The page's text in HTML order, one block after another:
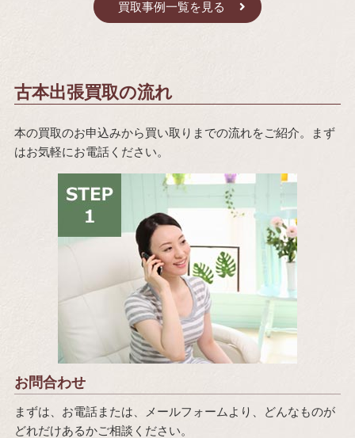
買取事例一覧を見る
古本出張買取の流れ
本の買取のお申込みから買い取りまでの流れをご紹介。まず
はお気軽にお電話ください。
お問合わせ
まずは、お電話または、メールフォームより、どんなものが
どれだけあるかご相談ください。